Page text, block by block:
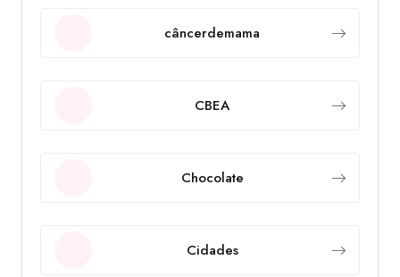
câncerdemama
CBEA
Chocolate
Cidades